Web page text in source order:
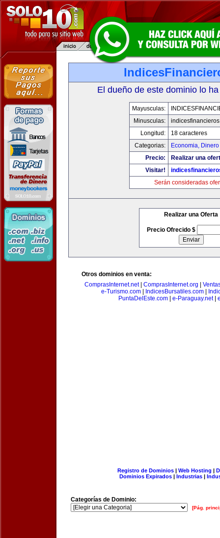
El dueño de este dominio lo
Mayusculas:
Minusculas:
Longitud:
18 caracteres
Categorias:
Economia,
Precio:
Realizar una
Visitar!
Serán consideradas
Realizar una Oferta
Precio Ofrecido $
Otros dominios en venta:
ComprasInternet.net| ComprasInternet.org
e-Turismo.com| IndicesBursatiles.com|
PuntaDelEste.com| e-Paraguay.net|
Registro de Dominios| Web Hosting |
Dominios Expirados | Industrias |
Categorías de Dominio:
[Pág.